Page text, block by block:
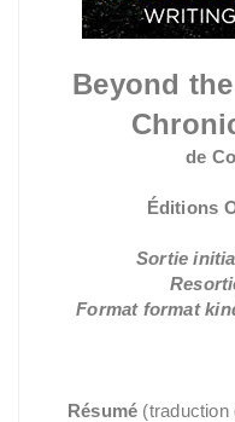
Beyond
de
Éditions
Sortie
Format format
Résumé (traduction